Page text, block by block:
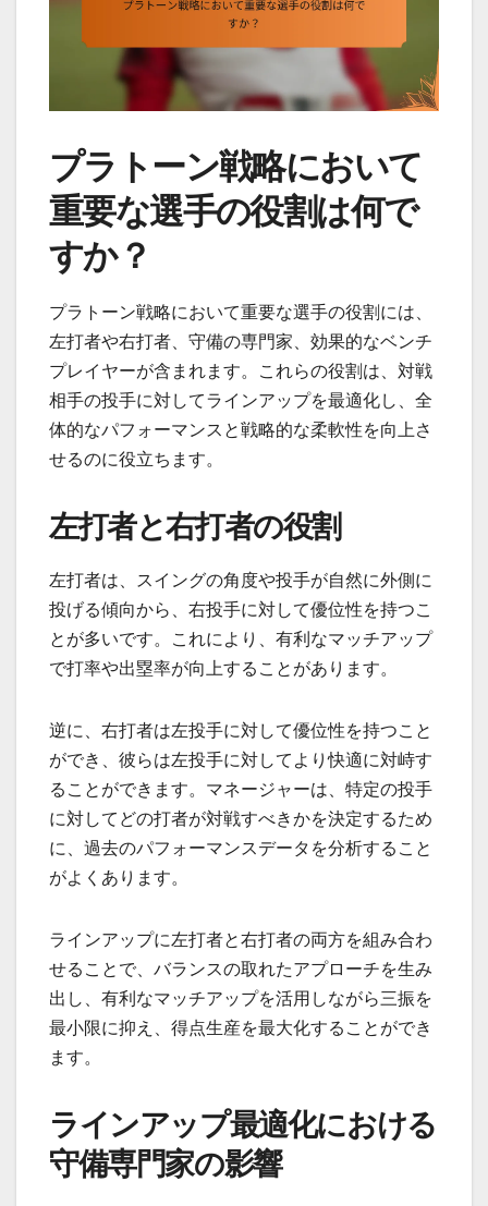
プラトーン戦略において
重要な選手の役割は何で
すか？
プラトーン戦略において重要な選手の役割には、
左打者や右打者、守備の専門家、効果的なベンチ
プレイヤーが含まれます。これらの役割は、対戦
相手の投手に対してラインアップを最適化し、全
体的なパフォーマンスと戦略的な柔軟性を向上さ
せるのに役立ちます。
左打者と右打者の役割
左打者は、スイングの角度や投手が自然に外側に
投げる傾向から、右投手に対して優位性を持つこ
とが多いです。これにより、有利なマッチアップ
で打率や出塁率が向上することがあります。
逆に、右打者は左投手に対して優位性を持つこと
ができ、彼らは左投手に対してより快適に対峙す
ることができます。マネージャーは、特定の投手
に対してどの打者が対戦すべきかを決定するため
に、過去のパフォーマンスデータを分析すること
がよくあります。
ラインアップに左打者と右打者の両方を組み合わ
せることで、バランスの取れたアプローチを生み
出し、有利なマッチアップを活用しながら三振を
最小限に抑え、得点生産を最大化することができ
ます。
ラインアップ最適化における
守備専門家の影響